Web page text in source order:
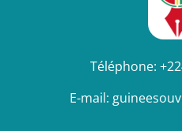
Téléphone:
E-mail: